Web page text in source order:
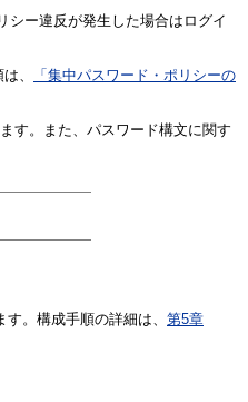
シー違反が発生した場合はログイ
、
「集中パスワード・ポリシーの
す。また、パスワード構文に関す
。構成手順の詳細は、 第5章